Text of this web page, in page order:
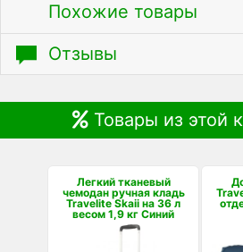
Похожие товары
Отзывы
Товары из этой
Легкий тканевый
чемодан ручная кладь
Travelite Skaii на 36 л
весом 1,9 кг Синий